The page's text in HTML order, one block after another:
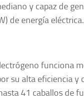
y capaz de
de energía eléctrica.
funciona
su alta eficiencia y
41 caballos de